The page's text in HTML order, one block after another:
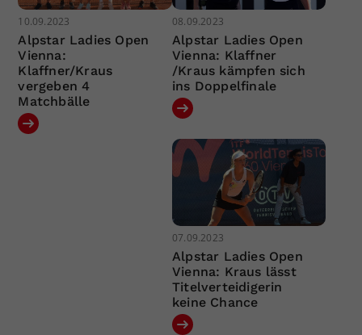
10.09.2023
Alpstar Ladies Open
Vienna:
Klaffner/Kraus
vergeben 4
Matchbälle
08.09.2023
Alpstar Ladies Open
Vienna: Klaffner
/Kraus kämpfen sich
ins Doppelfinale
07.09.2023
Alpstar Ladies Open
Vienna: Kraus lässt
Titelverteidigerin
keine Chance